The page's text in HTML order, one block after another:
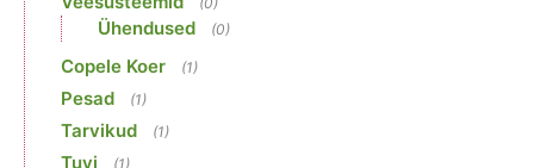
Ühendused (0)
Copele Koer (1)
Pesad (1)
Tarvikud (1)
Tuvi (1)